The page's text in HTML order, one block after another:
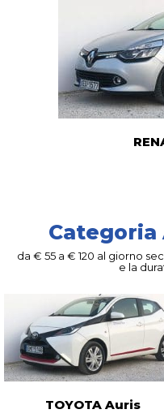
Categoria
da € 55 a € 120 al giorno
e la
TOYOTA Auris